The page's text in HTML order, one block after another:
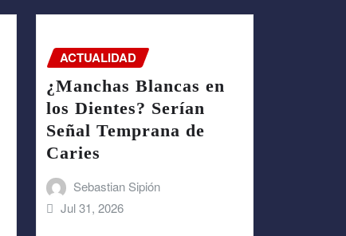
ACTUALIDAD
¿Manchas Blancas en
los Dientes? Serían
Señal Temprana de
Caries
Sebastian Sipión
Jul 31, 2026